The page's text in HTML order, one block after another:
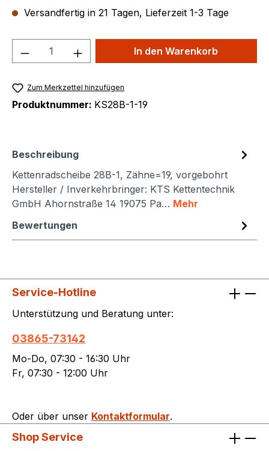
Versandfertig in 21 Tagen, Lieferzeit 1-3 Tage
Produkt Anzahl: Gib denIn den Warenkorb
Zum Merkzettel hinzufügen
Produktnummer: KS28B-1-19
Beschreibung
Kettenradscheibe 28B-1, Zähne=19, vorgebohrt
Hersteller / Inverkehrbringer: KTS Kettentechnik
GmbH Ahornstraße 14 19075 Pa… Mehr
Bewertungen
Service-Hotline
Unterstützung und Beratung unter:
03865-73142
Mo-Do, 07:30 - 16:30 Uhr
Fr, 07:30 - 12:00 Uhr
Oder über unser Kontaktformular.
Shop Service